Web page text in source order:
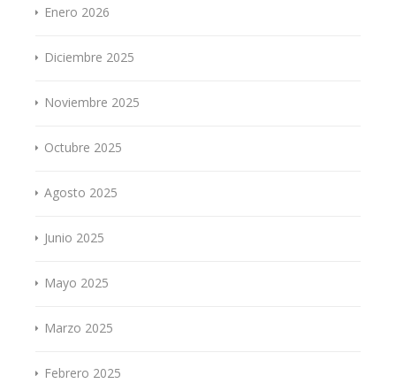
Enero 2026
Diciembre 2025
Noviembre 2025
Octubre 2025
Agosto 2025
Junio 2025
Mayo 2025
Marzo 2025
Febrero 2025